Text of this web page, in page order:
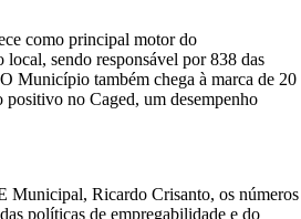
como principal motor do
sendo responsável por 838 das
Município também chega à marca de 20
positivo no Caged, um desempenho
Municipal, Ricardo Crisanto, os números
políticas de empregabilidade e do